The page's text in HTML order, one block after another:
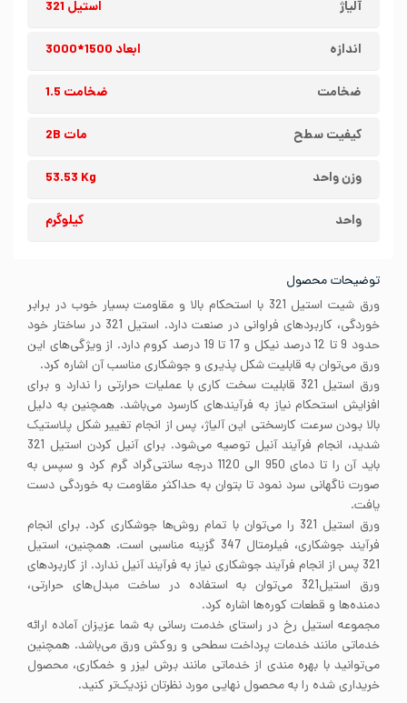
آلیاژ استیل 321
اندازه ابعاد 1500*3000
ضخامت ضخامت 1.5
کیفیت سطح مات 2B
وزن واحد 53.53 Kg
واحد کیلوگرم
توضیحات محصول
ورق شیت استیل 321 با استحکام بالا و مقاومت بسیار خوب در برابر
خوردگی، کاربردهای فراوانی در صنعت دارد. استیل 321 در ساختار خود
حدود 9 تا 12 درصد نیکل و 17 تا 19 درصد کروم دارد. از ویژگی‌های این
ورق می‌توان به قابلیت شکل پذیری و جوشکاری مناسب آن اشاره کرد.
ورق استیل 321 قابلیت سخت کاری با عملیات حرارتی را ندارد و برای
افزایش استحکام نیاز به فرآیندهای کارسرد می‌باشد. همچنین به دلیل
بالا بودن سرعت کارسختی این آلیاژ، پس از انجام تغییر شکل پلاستیک
شدید، انجام فرآیند آنیل توصیه می‌شود. برای آنیل کردن استیل 321
باید آن را تا دمای 950 الی 1120 درجه سانتی‌گراد گرم کرد و سپس به
صورت ناگهانی سرد نمود تا بتوان به حداکثر مقاومت به خوردگی دست
یافت.
ورق استیل 321 را می‌توان با تمام روش‌ها جوشکاری کرد. برای انجام
فرآیند جوشکاری، فیلرمتال 347 گزینه مناسبی است. همچنین، استیل
321 پس از انجام فرآیند جوشکاری نیاز به فرآیند آنیل ندارد. از کاربردهای
ورق استیل321 می‌توان به استفاده در ساخت مبدل‌های حرارتی،
دمنده‌ها و قطعات کوره‌ها اشاره کرد.
مجموعه استیل رخ در راستای خدمت رسانی به شما عزیزان آماده ارائه
خدماتی مانند خدمات پرداخت سطحی و روکش ورق می‌باشد. همچنین
می‌توانید با بهره مندی از خدماتی مانند برش لیزر و خمکاری، محصول
خریداری شده را به محصول نهایی مورد نظرتان نزدیک‌تر کنید.